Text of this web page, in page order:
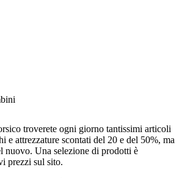
troverete ogni giorno tantissimi articoli
e attrezzature scontati del 20 e del 50%, ma
nuovo. Una selezione di prodotti è
prezzi sul sito.